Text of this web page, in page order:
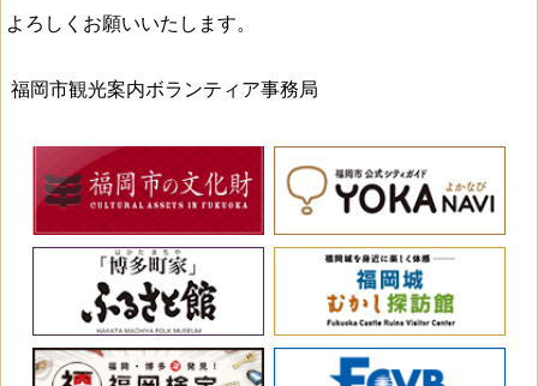
よろしくお願いいたします。
福岡市観光案内ボランティア事務局